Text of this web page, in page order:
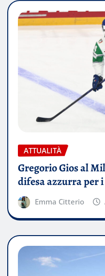
ATTUALITÀ
Gregorio Gios al
difesa azzurra per
Emma Citterio